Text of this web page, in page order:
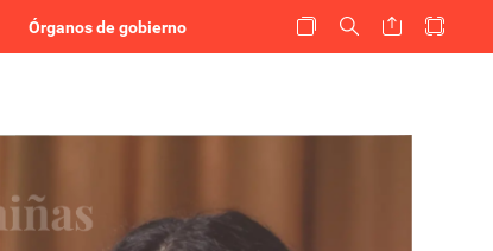
Órganos de gobierno